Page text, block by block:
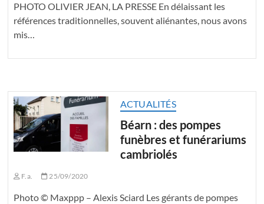
PHOTO OLIVIER JEAN, LA PRESSE En délaissant les
références traditionnelles, souvent aliénantes, nous avons
mis…
ACTUALITÉS
Béarn : des pompes
funèbres et funérariums
cambriolés
F.a. 25/09/2020
Photo © Maxppp – Alexis Sciard Les gérants de pompes